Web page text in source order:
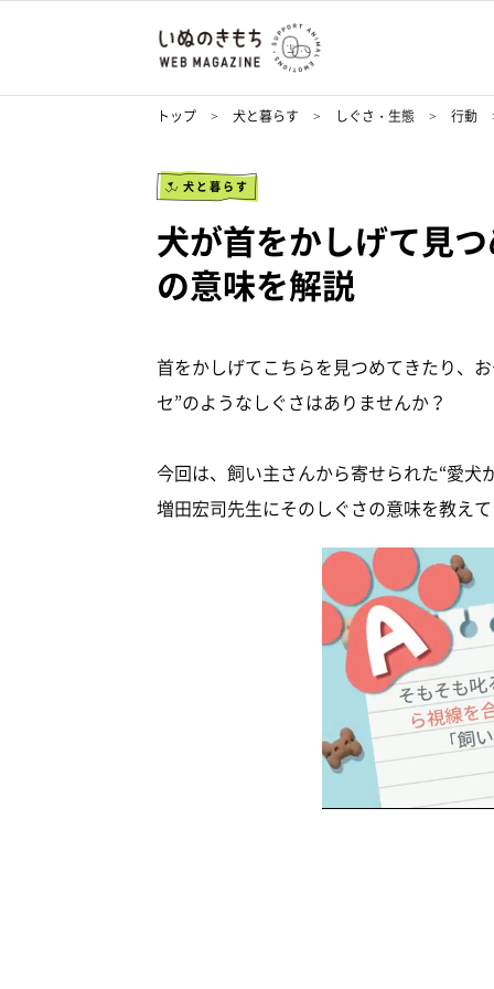
トップ 犬と暮らす しぐさ・生態 行動
犬と暮らす
犬が首をかしげて見
の意味を解説
首をかしげてこちらを見つめてきたり、
セ”のようなしぐさはありませんか？
今回は、飼い主さんから寄せられた“愛
増田宏司先生にそのしぐさの意味を教え